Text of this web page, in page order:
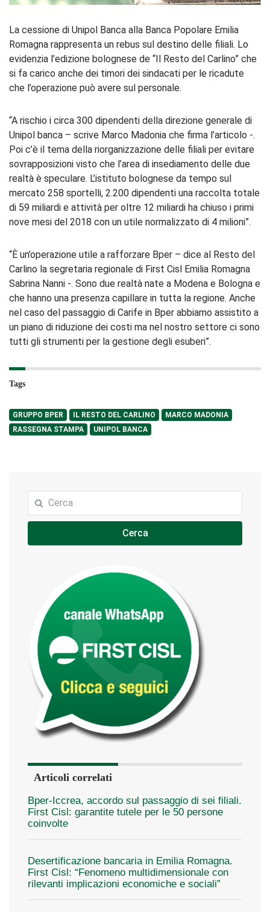
La cessione di Unipol Banca alla Banca Popolare Emilia
Romagna rappresenta un rebus sul destino delle filiali. Lo
evidenzia l’edizione bolognese de “Il Resto del Carlino” che
si fa carico anche dei timori dei sindacati per le ricadute
che l’operazione può avere sul personale.
“A rischio i circa 300 dipendenti della direzione generale di
Unipol banca – scrive Marco Madonia che firma l’articolo -.
Poi c’è il tema della riorganizzazione delle filiali per evitare
sovrapposizioni visto che l’area di insediamento delle due
realtà è speculare. L’istituto bolognese da tempo sul
mercato 258 sportelli, 2.200 dipendenti una raccolta totale
di 59 miliardi e attività per oltre 12 miliardi ha chiuso i primi
nove mesi del 2018 con un utile normalizzato di 4 milioni”.
“È un’operazione utile a rafforzare Bper – dice al Resto del
Carlino la segretaria regionale di First Cisl Emilia Romagna
Sabrina Nanni -. Sono due realtà nate a Modena e Bologna e
che hanno una presenza capillare in tutta la regione. Anche
nel caso del passaggio di Carife in Bper abbiamo assistito a
un piano di riduzione dei costi ma nel nostro settore ci sono
tutti gli strumenti per la gestione degli esuberi”.
Tags
GRUPPO BPER IL RESTO DEL CARLINO
MARCO MADONIA
RASSEGNA STAMPA
UNIPOL BANCA
Cerca
Articoli correlati
Bper-Iccrea, accordo sul passaggio di sei filiali.
First Cisl: garantite tutele per le 50 persone
coinvolte
Desertificazione bancaria in Emilia Romagna.
First Cisl: “Fenomeno multidimensionale con
rilevanti implicazioni economiche e sociali”